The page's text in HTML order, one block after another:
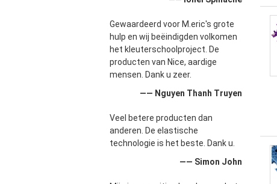
Gewaardeerd voor M.eric's grote
hulp en wij beëindigden volkomen
het kleuterschoolproject. De
producten van Nice, aardige
mensen. Dank u zeer.
—— Nguyen Thanh Truyen
Veel betere producten dan
anderen. De elastische
technologie is het beste. Dank u.
—— Simon John